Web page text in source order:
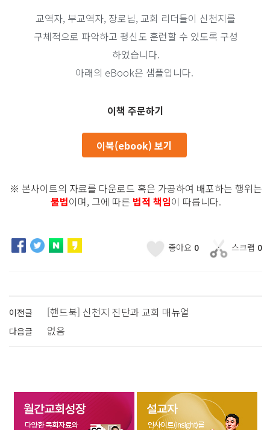
교역자, 부교역자, 장로님, 교회 리더들이 신천지를
구체적으로 파악하고 평신도 훈련할 수 있도록 구성
하였습니다.
아래의 eBook은 샘플입니다.
이책 주문하기
이북(ebook) 보기
※ 본사이트의 자료를 다운로드 혹은 가공하여 배포하는 행위는
불법이며, 그에 따른 법적 책임이 따릅니다.
좋아요 0 스크랩 0
이전글 [핸드북] 신천지 진단과 교회 매뉴얼
다음글 없음